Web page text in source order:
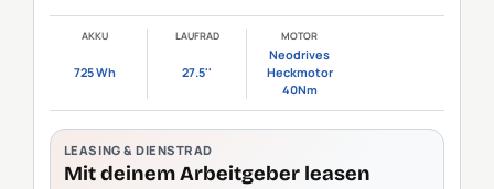
AKKU
725 Wh
LAUFRAD
27.5''
MOTOR
Neodrives
Heckmotor
40Nm
LEASING & DIENSTRAD
Mit deinem Arbeitgeber leasen